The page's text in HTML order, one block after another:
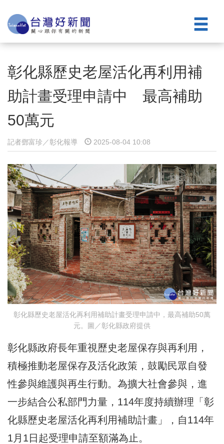
彰化縣歷史老屋活化再利用補
助計畫受理申請中 最高補助
50萬元
記者鄧富珍／彰化報導 2025-08-04 10:08
彰化縣歷史老屋活化再利用補助計畫受理申請中，最高補助50萬
元。圖／彰化縣政府提供
彰化縣政府長年重視歷史老屋保存與再利用，
積極推動老屋保存及活化政策，鼓勵民眾自發
性參與維護與再生行動。為擴大社會參與，進
一步結合公私部門力量，114年度持續辦理「彰
化縣歷史老屋活化再利用補助計畫」，自114年
1月1日起受理申請至額滿為止。